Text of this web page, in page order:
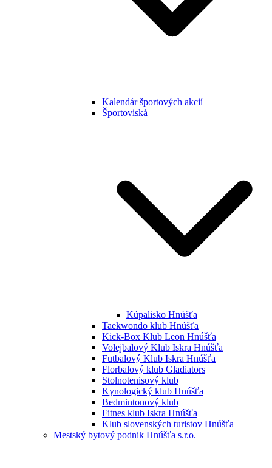
Kalendár športových akcií
Športoviská
Kúpalisko Hnúšťa
Taekwondo klub Hnúšťa
Kick-Box Klub Leon Hnúšťa
Volejbalový Klub Iskra Hnúšťa
Futbalový Klub Iskra Hnúšťa
Florbalový klub Gladiators
Stolnotenisový klub
Kynologický klub Hnúšťa
Bedmintonový klub
Fitnes klub Iskra Hnúšťa
Klub slovenských turistov Hnúšťa
Mestský bytový podnik Hnúšťa s.r.o.